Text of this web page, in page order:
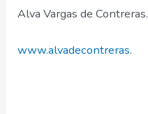
Alva Vargas de Contreras.
www.alvadecontreras.